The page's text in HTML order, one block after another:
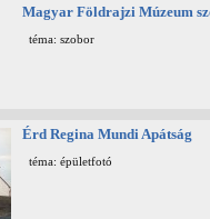
Magyar Földrajzi Múzeum
téma: szobor
Érd Regina Mundi Apátság
téma: épületfotó